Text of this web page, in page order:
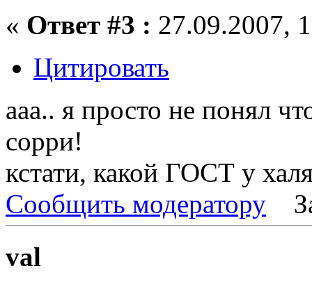
« Ответ #3 : 27.09.2007,
Цитировать
ааа.. я просто не понял
сорри!
кстати, какой ГОСТ у
Сообщить модератору
val